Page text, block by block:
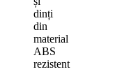
dinți
din
material
ABS
rezistent